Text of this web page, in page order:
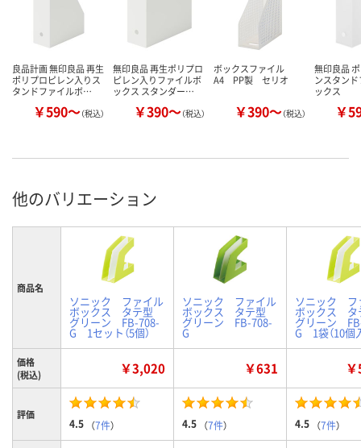
良品計画 無印良品 再生
ポリプロピレン入りス
タンドファイルボ…
￥590～（税込）
無印良品 再生ポリプロ
ピレン入りファイルボ
ックス スタンダー…
￥390～（税込）
ボックスファイル
A4 PP製 セリオ
￥390～（税込）
無印良品
ンスタン
ックス
￥
他のバリエーション
商品名
ソニック ファイル
ボックス タテ型
グリーン FB-708-
G 1セット（5個）
ソニック ファイル
ボックス タテ型
グリーン FB-708-
G
ソニック フ
ボックス
グリーン
G 1袋（10個
価格
(税込)
￥3,020 ￥631
評価
4.5 （7件） 4.5 （7件） 4.5 （7件）